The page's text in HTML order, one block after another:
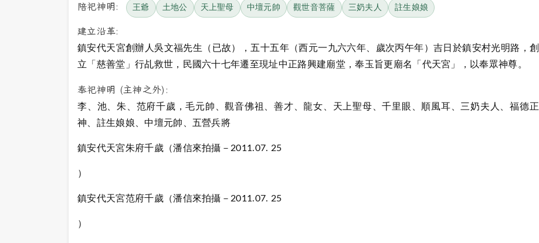
陪祀神明: 王爺 土地公 天上聖母 中壇元帥 觀世音菩薩 三奶夫人 註生娘娘
建立沿革:
鎮安代天宮創辦人吳文福先生（已故），五十五年（西元一九六六年、歲次丙午年）吉日於鎮安村光明路，創
立「慈善堂」行乩救世，民國六十七年遷至現址中正路興建廟堂，奉玉旨更廟名「代天宮」，以奉眾神尊。
奉祀神明 (主神之外):
李、池、朱、范府千歲，毛元帥、觀音佛祖、善才、龍女、天上聖母、千里眼、順風耳、三奶夫人、福德正
神、註生娘娘、中壇元帥、五營兵將
鎮安代天宮朱府千歲（潘信來拍攝－2011.07. 25
）
鎮安代天宮范府千歲（潘信來拍攝－2011.07. 25
）